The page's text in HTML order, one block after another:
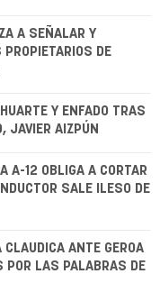
A SEÑALAR Y
DE
Y ENFADO TRAS
JAVIER AIZPÚN
A-12 OBLIGA A CORTAR
SALE ILESO DE
CLAUDICA ANTE GEROA
POR LAS PALABRAS DE